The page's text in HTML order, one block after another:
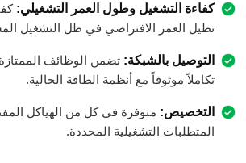
كفاءة التشغيل وطول العمر التشغيلي:
تطيل العمر الافتراضي في ظل التشغيل
التوصيل بالشبكة: تضمن الوظائف
تكاملاً موثوقاً مع أنظمة الطاقة الحالية.
التخصيص: متوفرة في كل من الهياكل
المتطلبات التشغيلية المحددة.